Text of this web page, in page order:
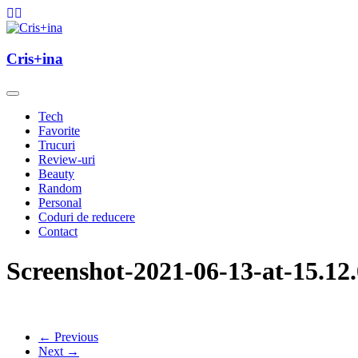
Skip
to
Cris+ina
Cris+ina
Tech
Favorite
Trucuri
Review-uri
Beauty
Random
Personal
Coduri de reducere
Contact
Screenshot-2021-06-13-at-
← Previous
Next →